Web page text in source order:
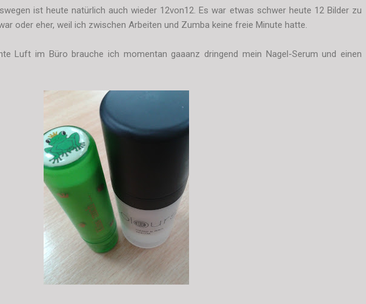
ist heute natürlich auch wieder 12von12. Es war etwas schwer heute 12 Bilder zu
oder eher, weil ich zwischen Arbeiten und Zumba keine freie Minute hatte.
Luft im Büro brauche ich momentan gaaanz dringend mein Nagel-Serum und einen